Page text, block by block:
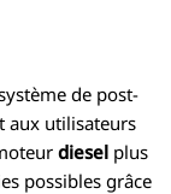
de post-
aux utilisateurs
diesel plus
possibles grâce